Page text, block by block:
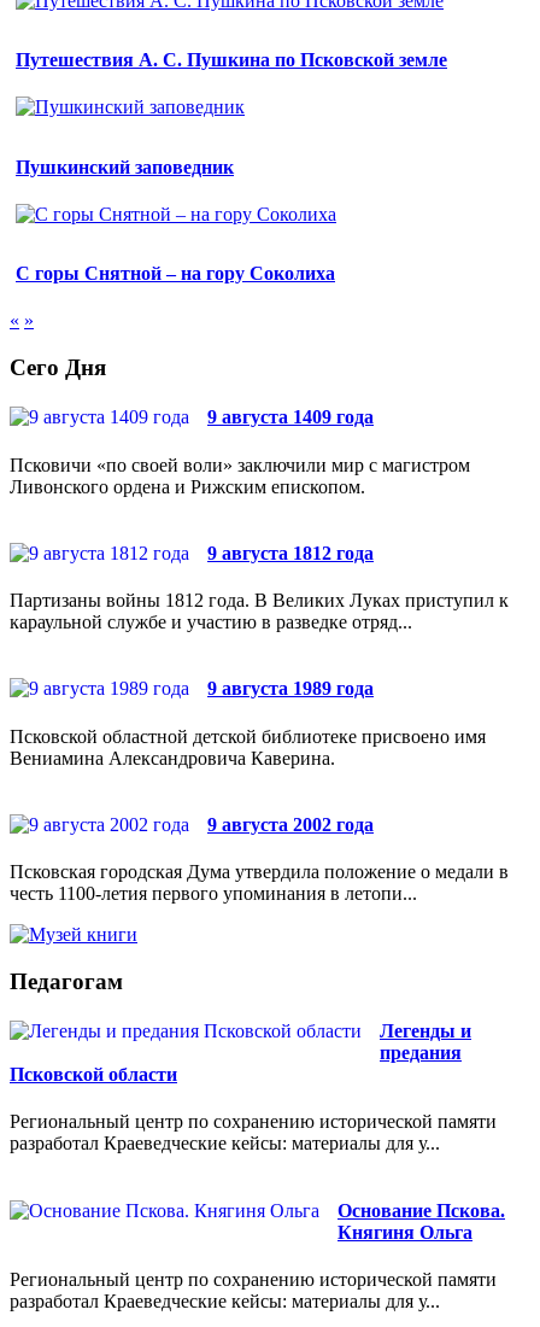
Путешествия А. С. Пушкина по Псковской земле
Пушкинский заповедник
С горы Снятной – на гору Соколиха
« »
Сего Дня
9 августа 1409 года
Псковичи «по своей воли» заключили мир с магистром
Ливонского ордена и Рижским епископом.
9 августа 1812 года
Партизаны войны 1812 года. В Великих Луках приступил к
караульной службе и участию в разведке отряд...
9 августа 1989 года
Псковской областной детской библиотеке присвоено имя
Вениамина Александровича Каверина.
9 августа 2002 года
Псковская городская Дума утвердила положение о медали в
честь 1100-летия первого упоминания в летопи...
Педагогам
Легенды и
предания
Псковской области
Региональный центр по сохранению исторической памяти
разработал Краеведческие кейсы: материалы для у...
Основание Пскова.
Княгиня Ольга
Региональный центр по сохранению исторической памяти
разработал Краеведческие кейсы: материалы для у...